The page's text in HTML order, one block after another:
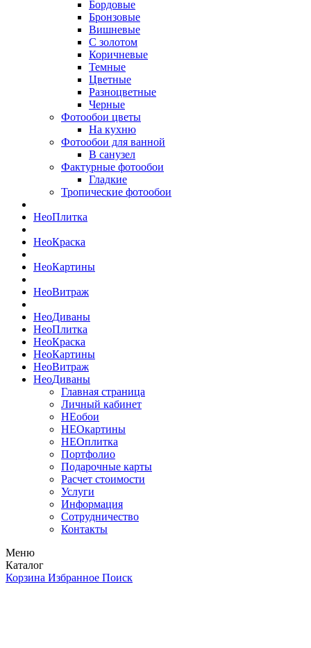
Бордовые
Бронзовые
Вишневые
С золотом
Коричневые
Темные
Цветные
Разноцветные
Черные
Фотообои цветы
На кухню
Фотообои для ванной
В санузел
Фактурные фотообои
Гладкие
Тропические фотообои
НеоПлитка
НеоКраска
НеоКартины
НеоВитраж
НеоДиваны
НеоПлитка
НеоКраска
НеоКартины
НеоВитраж
НеоДиваны
Главная страница
Личный кабинет
НЕобои
НЕОкартины
НЕОплитка
Портфолио
Подарочные карты
Расчет стоимости
Услуги
Информация
Сотрудничество
Контакты
Меню
Каталог
Корзина Избранное Поиск